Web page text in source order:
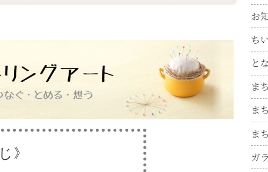
》
お
ち
と
ま
ま
ま
ガ